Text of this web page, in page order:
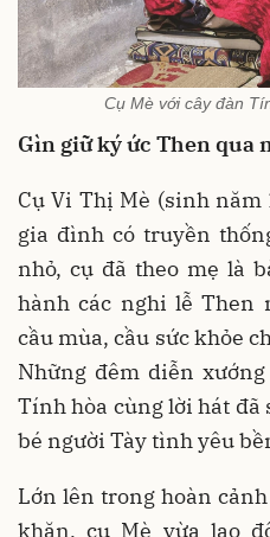
Cụ Mè với cây đàn
Gìn giữ ký ức Then qua
Cụ Vi Thị Mè (sinh
gia đình có truyền
nhỏ, cụ đã theo mẹ là
hành các nghi lễ Then
cầu mùa, cầu sức khỏe
Những đêm diễn
Tính hòa cùng lời hát đã
bé người Tày tình yêu
Lớn lên trong hoàn
khăn, cụ Mè vừa lao